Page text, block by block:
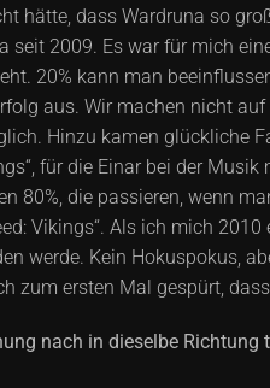
hätte, dass Wardruna so
2009. Es war für mich
20% kann man
aus. Wir machen nicht
Hinzu kamen glückliche
für die Einar bei der
80%, die passieren, wenn
Vikings“. Als ich mich
werde. Kein Hokuspokus,
zum ersten Mal gespürt,
nach in dieselbe